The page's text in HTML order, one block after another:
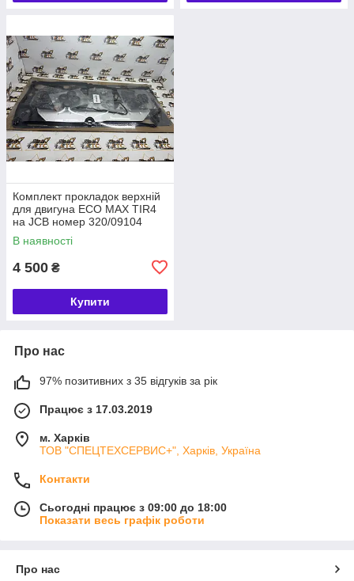
Комплект прокладок верхній
для двигуна ECO MAX TIR4
на JCB номер 320/09104
В наявності
4 500 ₴
Купити
Про нас
97% позитивних з 35 відгуків за рік
Працює з 17.03.2019
м. Харків
ТОВ "СПЕЦТЕХСЕРВИС+", Харків, Україна
Контакти
Сьогодні працює з 09:00 до 18:00
Показати весь графік роботи
Про нас